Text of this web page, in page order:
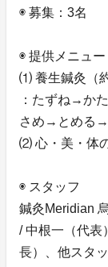
◉ 募集：3名
◉ 提供メニュー
⑴ 養⽣鍼灸（
：たずね→か
さめ→とめる→
⑵ ⼼・美・体
◉ スタッフ
鍼灸Meridian
/ 中根⼀（代表
長）、他スタ